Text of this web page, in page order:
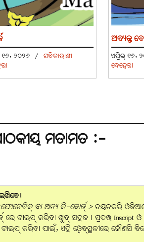
୧୬, ୨୦୨୬ / ସବିତାରାଣୀ
ଅବ୍ୟକ୍ତ
ଏପ୍ରିଲ୍ ୧୬,
ବେହେରା
ମତାମତ :-
ବା ଅନ୍ୟ କି-ବୋର୍ଡ୍ >ଚୟନକରି
ଟାଇପ୍ କରିବା ଖୁବ୍ ସହଜ। ପ୍ରଦତ୍ତ Inscript ଓ
ଟାଇପ୍ କରିବା ପାଇଁ, ଏହି ୱେବ୍‌ସ୍ଥଳୀରେ କୌଣସି